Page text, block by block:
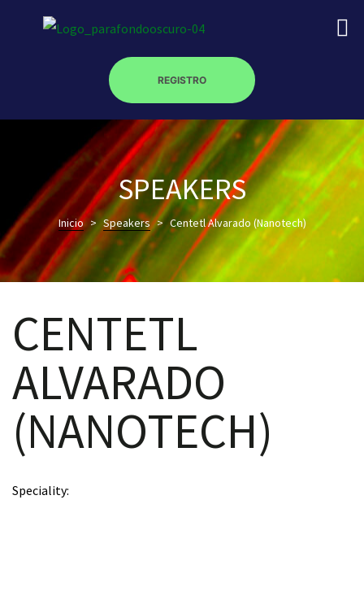
REGISTRO
SPEAKERS
Inicio > Speakers > Centetl Alvarado (Nanotech)
CENTETL
ALVARADO
(NANOTECH)
Speciality
–
óptica –
–